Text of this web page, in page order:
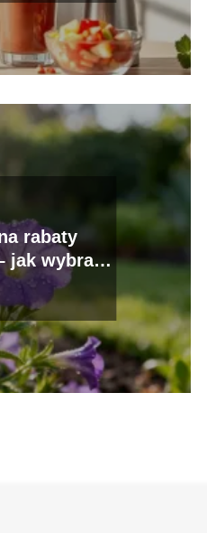
rabaty
jak wybrać i